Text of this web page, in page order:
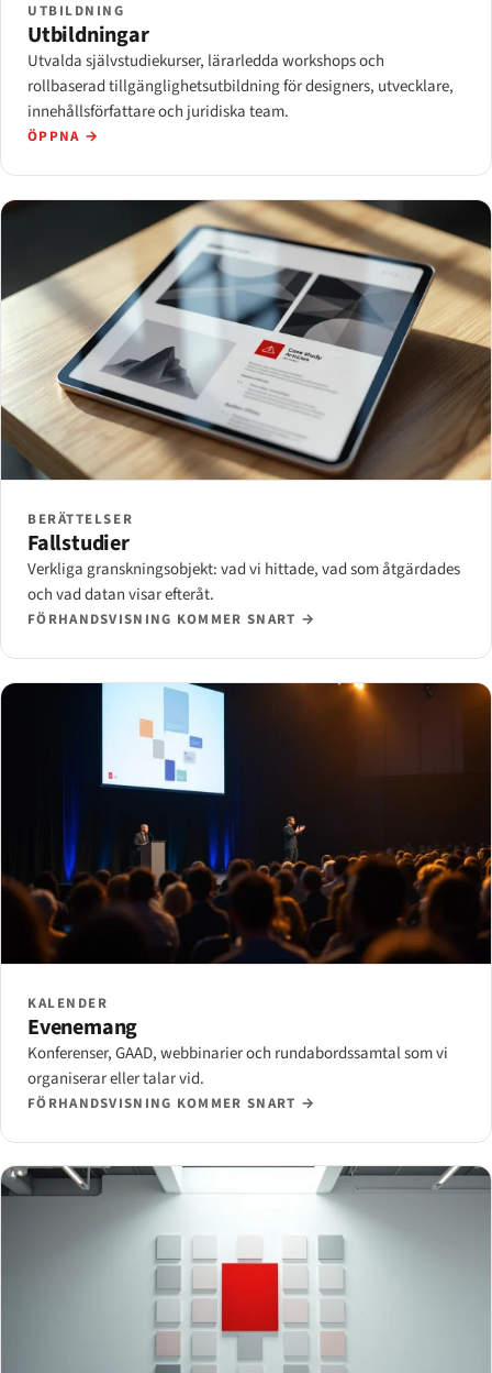
UTBILDNING
Utbildningar
Utvalda självstudiekurser, lärarledda workshops och
rollbaserad tillgänglighetsutbildning för designers, utvecklare,
innehållsförfattare och juridiska team.
ÖPPNA →
BERÄTTELSER
Fallstudier
Verkliga granskningsobjekt: vad vi hittade, vad som åtgärdades
och vad datan visar efteråt.
FÖRHANDSVISNING KOMMER SNART →
KALENDER
Evenemang
Konferenser, GAAD, webbinarier och rundabordssamtal som vi
organiserar eller talar vid.
FÖRHANDSVISNING KOMMER SNART →